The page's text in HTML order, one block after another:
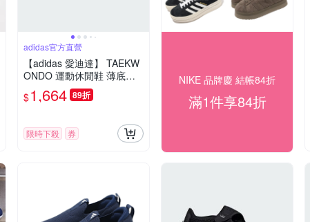
adidas官方直營
【adidas 愛迪達】 TAEKW
ONDO 運動休閒鞋 薄底鞋
男鞋/女鞋 - Originals JQ47
75
$1,664 89折
限時下殺 券
NIKE 品牌慶 結帳84折
滿1件享84折